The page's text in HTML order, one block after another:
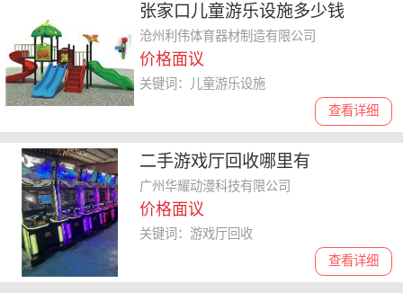
张家口儿童游乐设施多少钱
沧州利伟体育器材制造有限公司
价格面议
查看详细
关键词：儿童游乐设施
二手游戏厅回收哪里有
广州华耀动漫科技有限公司
价格面议
查看详细
关键词：游戏厅回收